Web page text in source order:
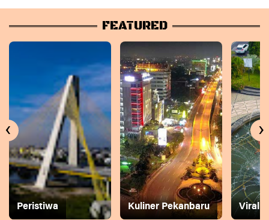
FEATURED
Peristiwa Kuliner Pekanbaru Viral
‹ ›